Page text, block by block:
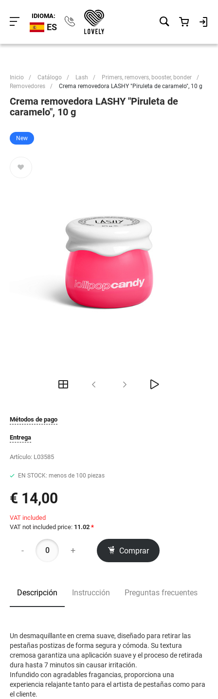
IDIOMA:
ES
Inicio / Catálogo / Lash / Primers, removers, booster, bonder
/
Removedores
/ Crema removedora LASHY "Piruleta de caramelo", 10 g
Crema removedora LASHY "Piruleta de
caramelo", 10 g
New
Métodos de pago
Entrega
Artículo: L03585
EN STOCK: menos de 100 piezas
€ 14,00
VAT included
VAT not included price: 11.02 *
- + Comprar
Descripción Instrucción Preguntas frecuentes
Un desmaquillante en crema suave, diseñado para retirar las
pestañas postizas de forma segura y cómoda. Su textura
cremosa garantiza una aplicación suave y el proceso de retirada
dura hasta 7 minutos sin causar irritación.
Infundido con agradables fragancias, proporciona una
experiencia relajante tanto para el artista de pestañas como para
el cliente.